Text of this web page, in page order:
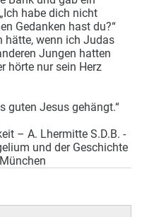
habe dich nicht
Gedanken hast du?“
hätte, wenn ich Judas
Jungen hatten
hörte nur sein Herz
guten Jesus gehängt.“
– A. Lhermitte S.D.B. -
und der Geschichte